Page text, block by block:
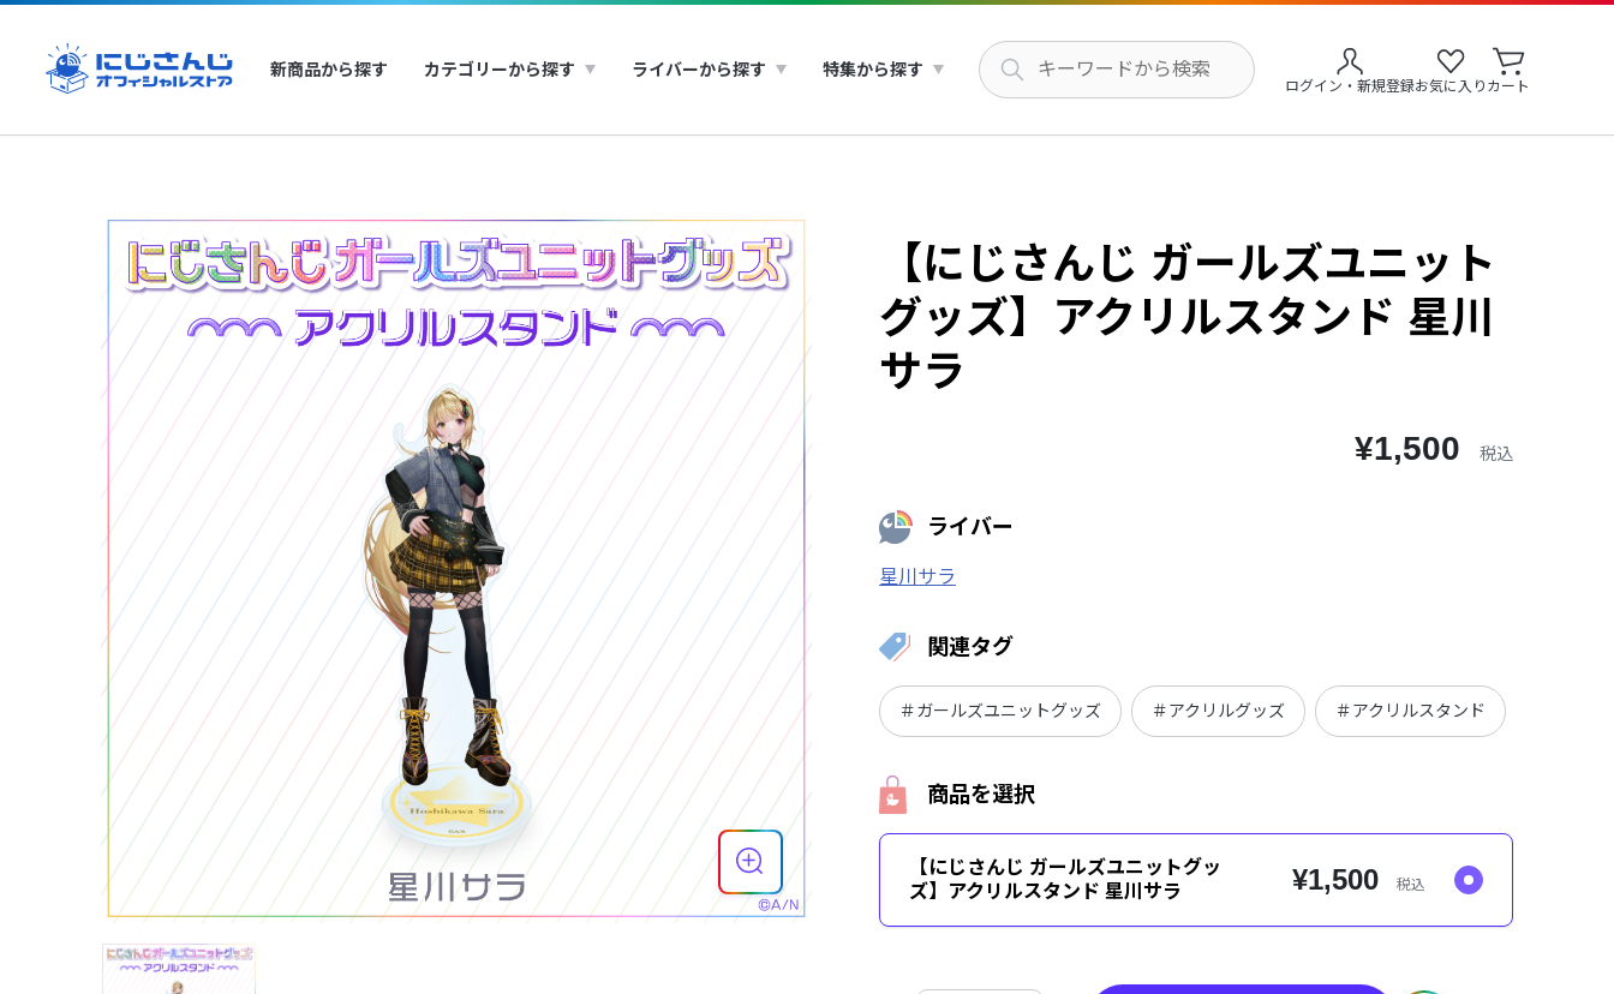
新商品から探す カテゴリーから探す ライバーから探す 特集から探す
ログイン・新規登録お気に入り カート
【にじさんじ ガールズユニット
グッズ】アクリルスタンド 星川
サラ
¥1,500 税込
ライバー
星川サラ
関連タグ
＃ガールズユニットグッズ ＃アクリルグッズ ＃アクリルスタンド
商品を選択
【にじさんじ ガールズユニットグッ
ズ】アクリルスタンド 星川サラ
¥1,500 税込